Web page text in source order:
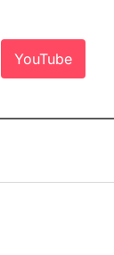
YouTube